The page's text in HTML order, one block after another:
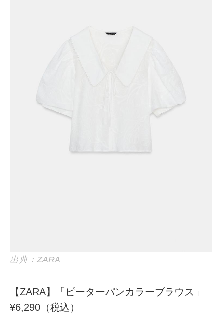
出典：ZARA
【ZARA】「ピーターパンカラーブラウス」
¥6,290（税込）